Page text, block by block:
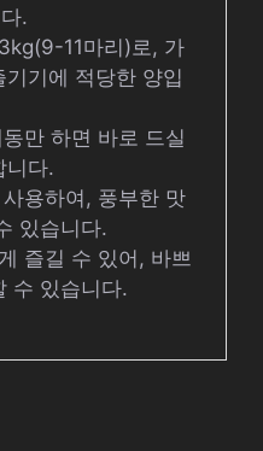
.
11마리)로, 가
기에 적당한 양입
만 하면 바로 드실
니다.
용하여, 풍부한 맛
있습니다.
즐길 수 있어, 바쁘
수 있습니다.